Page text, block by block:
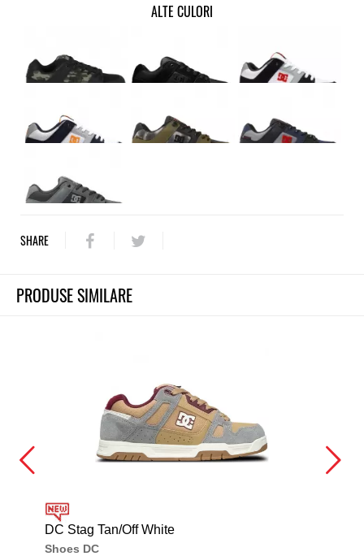
ALTE CULORI
SHARE
PRODUSE SIMILARE
DC Stag Tan/Off White
Shoes DC